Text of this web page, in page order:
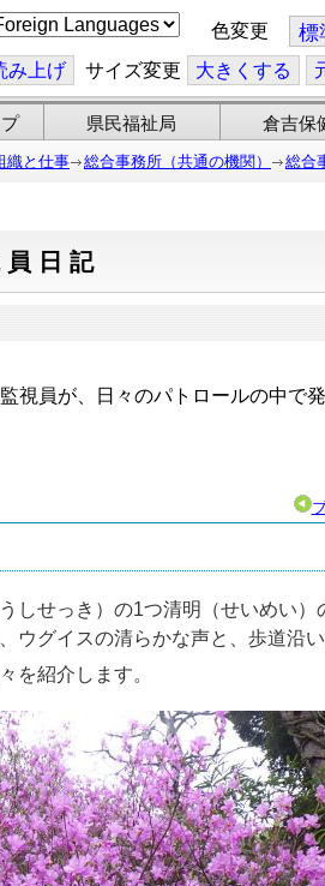
色変更 標
み上げ サイズ変更 大きくする
県民福祉局 倉吉保
織と仕事 総合事務所（共通の機関） 総合
日記
視員が、日々のパトロールの中で
しせっき）の1つ清明（せいめい
ウグイスの清らかな声と、歩道沿
を紹介します。